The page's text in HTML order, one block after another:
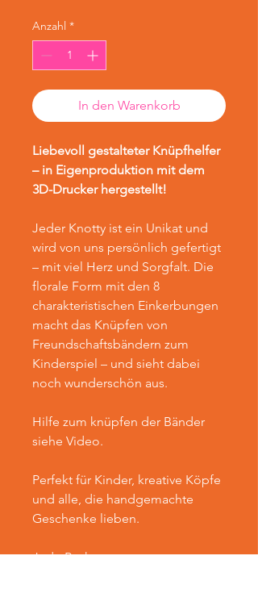
Anzahl *
In den Warenkorb
Liebevoll gestalteter Knüpfhelfer
– in Eigenproduktion mit dem
3D-Drucker hergestellt!
Jeder Knotty ist ein Unikat und
wird von uns persönlich gefertigt
– mit viel Herz und Sorgfalt. Die
florale Form mit den 8
charakteristischen Einkerbungen
macht das Knüpfen von
Freundschaftsbändern zum
Kinderspiel – und sieht dabei
noch wunderschön aus.
Hilfe zum knüpfen der Bänder
siehe Video.
Perfekt für Kinder, kreative Köpfe
und alle, die handgemachte
Geschenke lieben.
Jede Packung